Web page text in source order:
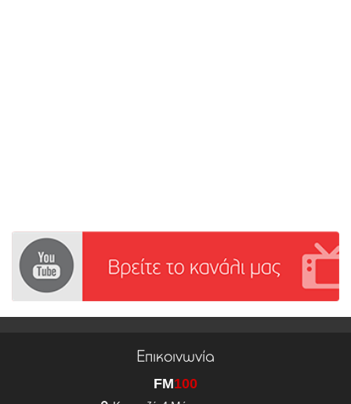
Επικοινωνία
FM100